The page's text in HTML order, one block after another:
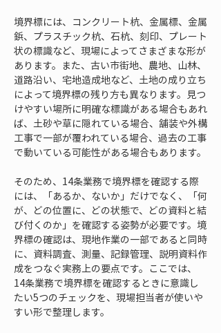
境界標には、コンクリート杭、金属標、金属
鋲、プラスチック杭、石杭、刻印、プレート
状の標識など、現場によってさまざまな形が
あります。また、古い市街地、農地、山林、
道路沿い、宅地造成地など、土地の成り立ち
によって境界標の残り方も異なります。見つ
けやすい場所に明確な標識がある場合もあれ
ば、土砂や草に隠れている場合、舗装や外構
工事で一部が覆われている場合、過去の工事
で動いている可能性がある場合もあります。
そのため、14条業務で境界標を確認する際
には、「あるか、ないか」だけでなく、「何
が、どの位置に、どの状態で、どの資料と結
び付くのか」を確認する姿勢が必要です。境
界標の確認は、現地作業の一部であると同時
に、資料調査、測量、記録管理、説明資料作
成をつなぐ実務上の要点です。ここでは、
14条業務で境界標を確認するときに意識し
たい5つのチェックを、現場担当者が使いや
すい形で整理します。